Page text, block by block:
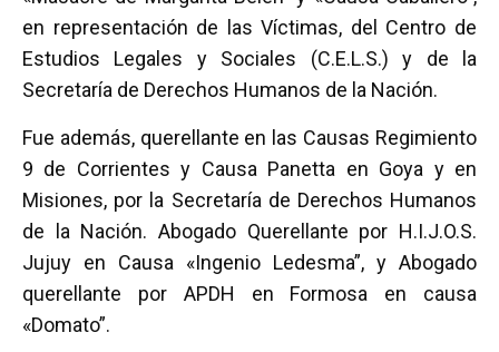
en representación de las Víctimas, del Centro de
Estudios Legales y Sociales (C.E.L.S.) y de la
Secretaría de Derechos Humanos de la Nación.
Fue además, querellante en las Causas Regimiento
9 de Corrientes y Causa Panetta en Goya y en
Misiones, por la Secretaría de Derechos Humanos
de la Nación. Abogado Querellante por H.I.J.O.S.
Jujuy en Causa «Ingenio Ledesma”, y Abogado
querellante por APDH en Formosa en causa
«Domato”.